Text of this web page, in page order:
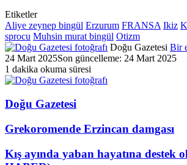
Etiketler
Aliye zeynep bingül Erzurum FRANSA Ikiz
sprocu Muhsin murat bingül Otizm
Doğu Gazetesi Bir
24 Mart 2025Son güncelleme: 24 Mart 2025
1 dakika okuma süresi
Doğu Gazetesi
Grekoromende Erzincan damgası
Kış ayında yaban hayatına destek